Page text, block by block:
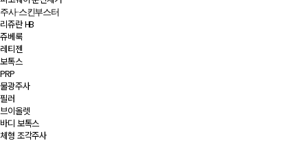
주사·스킨부스터
리쥬란 HB
쥬베룩
레티젠
보톡스
PRP
물광주사
필러
브이올렛
바디 보톡스
체형 조각주사